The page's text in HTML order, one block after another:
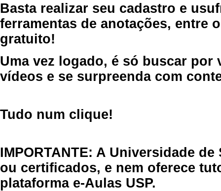
Basta realizar seu cadastro e
ferramentas de anotações, entre
gratuito!
Uma vez logado, é só buscar por
vídeos e se surpreenda com
Tudo num clique!
IMPORTANTE: A Universidade
ou certificados, e nem oferece
plataforma e-Aulas USP.